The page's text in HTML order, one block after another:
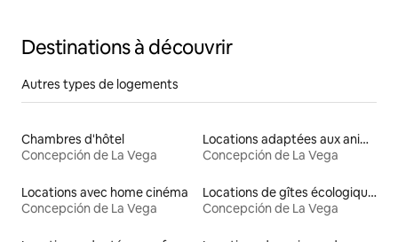
Destinations à découvrir
Autres types de logements
Chambres d'hôtel
Concepción de La Vega
Locations adaptées aux animaux
Concepción de La Vega
Locations avec home cinéma
Concepción de La Vega
Locations de gîtes écologiques
Concepción de La Vega